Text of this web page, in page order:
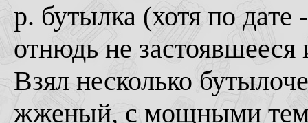
р. бутылка (хотя по
отнюдь не застоявшееся
Взял несколько
жженый, с мощными